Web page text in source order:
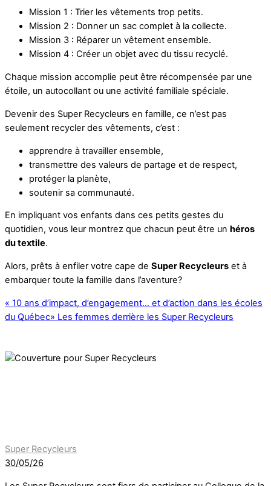
Mission 1 : Trier les vêtements trop petits.
Mission 2 : Donner un sac complet à la collecte.
Mission 3 : Réparer un vêtement ensemble.
Mission 4 : Créer un objet avec du tissu recyclé.
Chaque mission accomplie peut être récompensée par une
étoile, un autocollant ou une activité familiale spéciale.
Devenir des Super Recycleurs en famille, ce n’est pas
seulement recycler des vêtements, c’est :
apprendre à travailler ensemble,
transmettre des valeurs de partage et de respect,
protéger la planète,
soutenir sa communauté.
En impliquant vos enfants dans ces petits gestes du
quotidien, vous leur montrez que chacun peut être un héros
du textile.
Alors, prêts à enfiler votre cape de Super Recycleurs et à
embarquer toute la famille dans l’aventure?
« 10 ans d’impact, d’engagement… et d’action dans les écoles
du Québec» Les femmes derrière les Super Recycleurs
Super Recycleurs
30/05/26